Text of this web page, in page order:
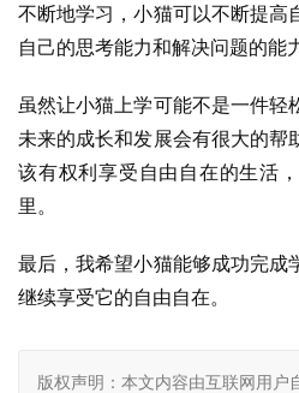
不断地学习，小猫可以不断提高
自己的思考能力和解决问题的能
虽然让小猫上学可能不是一件轻
未来的成长和发展会有很大的帮
该有权利享受自由自在的生活
里。
最后，我希望小猫能够成功完成
继续享受它的自由自在。
版权声明：本文内容由互联网用户